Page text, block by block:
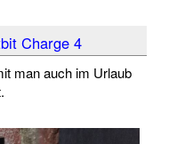
Charge 4
man auch im Urlaub